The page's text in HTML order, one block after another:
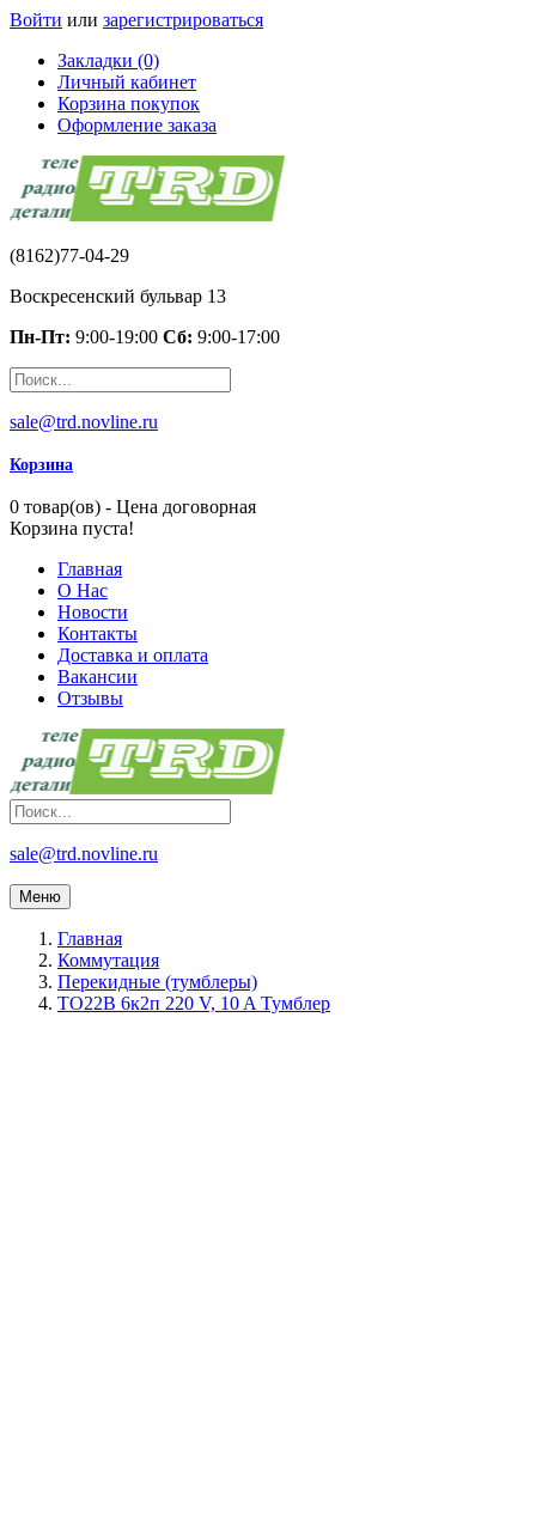
Войти или зарегистрироваться
Закладки (0)
Личный кабинет
Корзина покупок
Оформление заказа
(8162)77-04-29
Воскресенский бульвар 13
Пн-Пт: 9:00-19:00 Сб: 9:00-17:00
sale@trd.novline.ru
Корзина
0 товар(ов) - Цена договорная
Корзина пуста!
Главная
О Нас
Новости
Контакты
Доставка и оплата
Вакансии
Отзывы
sale@trd.novline.ru
Меню
Главная
Коммутация
Перекидные (тумблеры)
TO22B 6к2п 220 V, 10 A Тумблер